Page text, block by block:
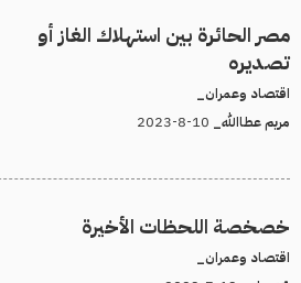
مصر الحائرة بين استهلاك الغاز أو
تصديره
اقتصاد وعمران_
مريم عطاالله_
خصخصة اللحظات الأخيرة
اقتصاد وعمران_